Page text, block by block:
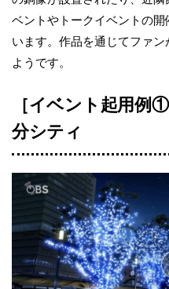
ベントやトークイベントの
います。作品を通じてファ
ようです。
［イベント起用例
分シティ